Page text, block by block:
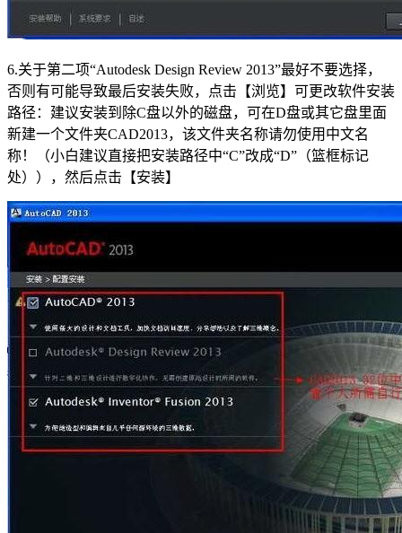
6.关于第二项“Autodesk Design Review 2013”最好不要选择，
否则有可能导致最后安装失败，点击【浏览】可更改软件安装
路径：建议安装到除C盘以外的磁盘，可在D盘或其它盘里面
新建一个文件夹CAD2013，该文件夹名称请勿使用中文名
称！（小白建议直接把安装路径中“C”改成“D”（篮框标记
处）），然后点击【安装】